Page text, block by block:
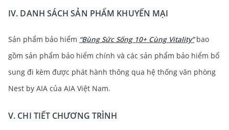
IV. DANH SÁCH SẢN PHẨM KHUYẾN MẠI
Sản phẩm bảo hiểm “Bùng Sức Sống 10+ Cùng Vitality”bao
gồm sản phẩm bảo hiểm chính và các sản phẩm bảo hiểm bổ
sung đi kèm được phát hành thông qua hệ thống văn phòng
Nest by AIA của AIA Việt Nam.
V. CHI TIẾT CHƯƠNG TRÌNH